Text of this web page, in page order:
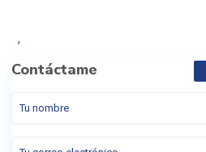
,
Contáctame